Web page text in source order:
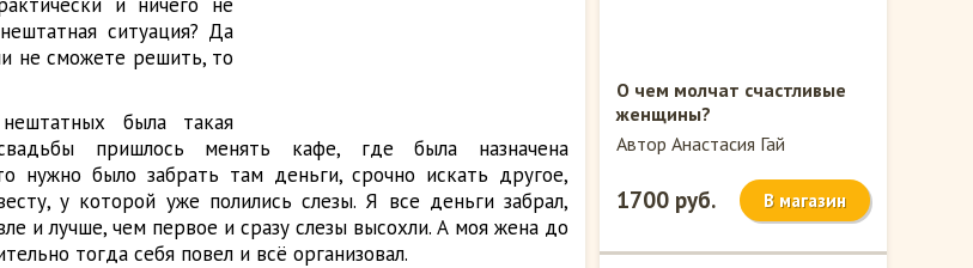
ситуация? Да
не сможете решить, то
была такая
пришлось менять кафе, где была назначена
нужно было забрать там деньги, срочно искать другое,
у которой уже полились слезы. Я все деньги забрал,
и лучше, чем первое и сразу слезы высохли. А моя жена до
тогда себя повел и всё организовал.
О чем молчат счастливые
женщины?
Автор Анастасия Гай
1700 руб. В магазин